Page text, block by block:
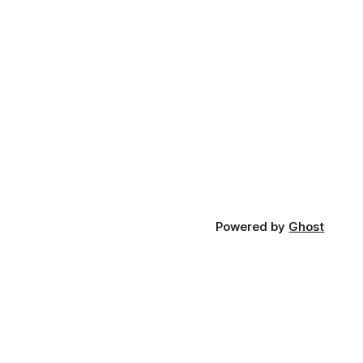
Powered by Ghost